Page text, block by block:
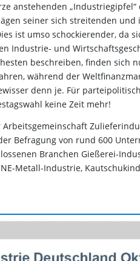
anstehenden „Industriegipfel“
seiner sich streitenden
ist umso schockierender, da
Industrie- und
beschreiben, finden sich
während der
denn je. Für
keine Zeit mehr!
Befragung von rund 600
Branchen Gießerei-
Metall-Industrie,